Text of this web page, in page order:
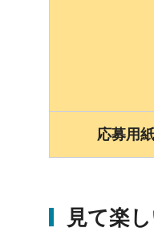
応募用紙
見て楽